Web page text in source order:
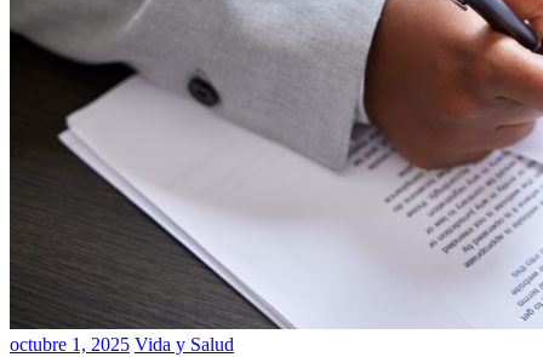
octubre 1, 2025 Vida y Salud